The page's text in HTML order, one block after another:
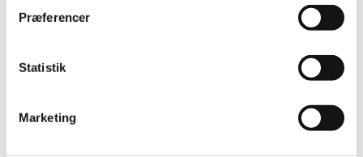
Præferencer
Statistik
Marketing
871001
Beiter TED-4DT Grøn
Leica Lino L6G 3x360°
m.vægbeslag i kuffert
Vis mere